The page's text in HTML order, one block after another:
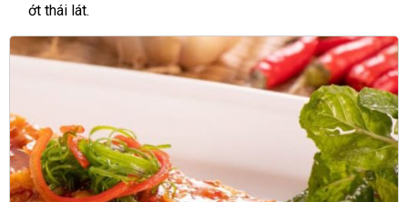
ớt thái lát.